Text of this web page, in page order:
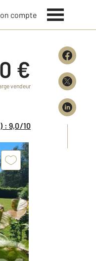
compte
€
vendeur
: 9,0/10